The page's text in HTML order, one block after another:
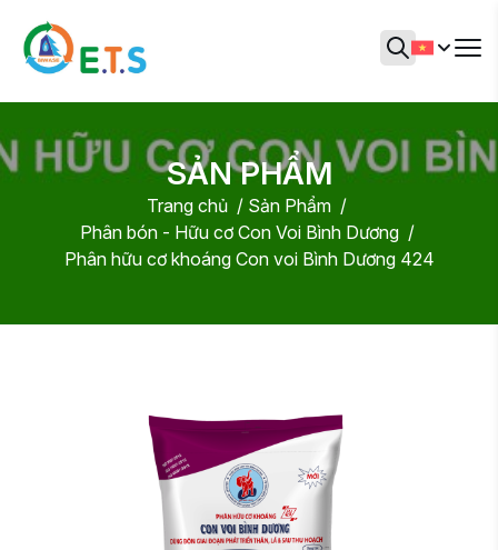
SẢN PHẨM
Trang chủ
Sản Phẩm
Phân bón - Hữu cơ Con Voi Bình Dương
Phân hữu cơ khoáng Con voi Bình Dương 424